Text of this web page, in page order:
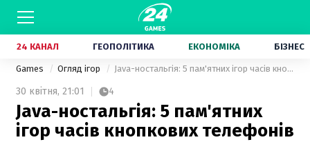
24 КАНАЛ ГЕОПОЛІТИКА ЕКОНОМІКА БІЗНЕС
Games Огляд ігор Java-ностальгія: 5 пам'ятних ігор часів кнопкових телефонів
30 квітня, 21:01 4
Java-ностальгія: 5 пам'ятних
ігор часів кнопкових телефонів